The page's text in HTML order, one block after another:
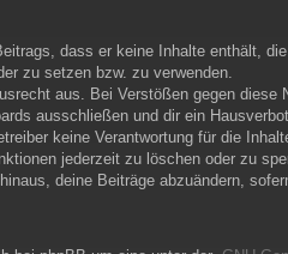
dass er keine Inhalte enthält,
zu setzen bzw. zu verwenden.
aus. Bei Verstößen gegen
ausschließen und dir ein
keine Verantwortung für die
jederzeit zu löschen oder zu
deine Beiträge abzuändern,